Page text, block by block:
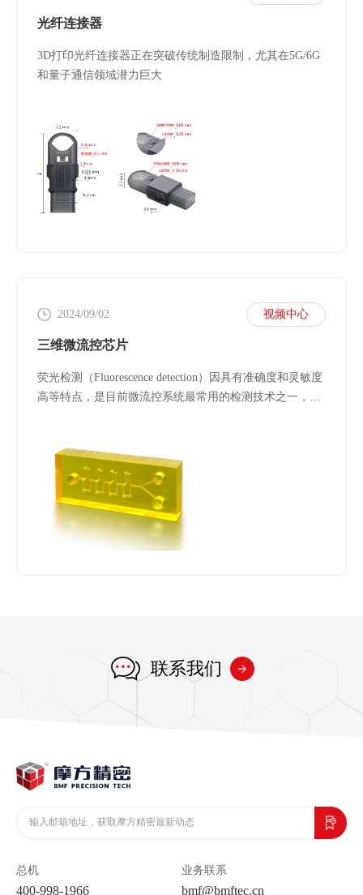
光纤连接器
3D打印光纤连接器正在突破传统制造限制，尤其在5G/6G
和量子通信领域潜力巨大
2024/09/02 视频中心
三维微流控芯片
荧光检测（Fluorescence detection）因具有准确度和灵敏度
高等特点，是目前微流控系统最常用的检测技术之一，可
联系我们
总机
400-998-1966
业务联系
bmf@bmftec.cn